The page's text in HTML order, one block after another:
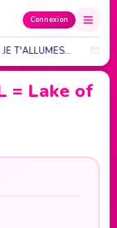
Connexion
T'ALLUMES…
= Lake of